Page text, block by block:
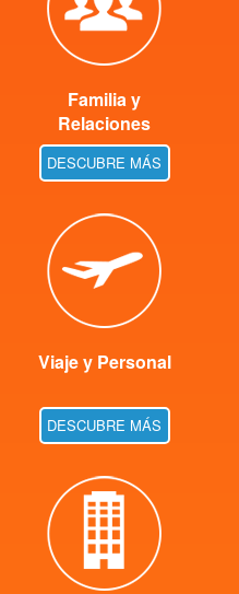
Familia y
Relaciones
DESCUBRE MÁS
Viaje y Personal
DESCUBRE MÁS